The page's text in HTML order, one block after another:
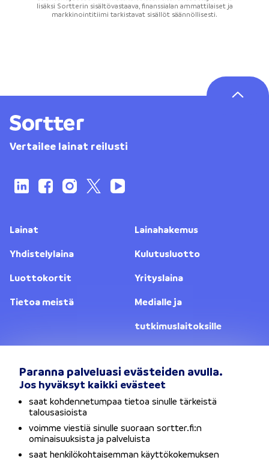
Paranna palveluasi evästeiden avulla.
Jos hyväksyt kaikki evästeet
saat kohdennetumpaa tietoa sinulle tärkeistä
talousasioista
voimme viestiä sinulle suoraan sortter.fi:n
ominaisuuksista ja palveluista
saat henkilökohtaisemman käyttökokemuksen
lisäksi Sortterin sisältövastaava, finanssialan ammattilaiset ja
markkinointitiimi tarkistavat sisällöt säännöllisesti.
Vertailee lainat reilusti
Lainat
Lainahakemus
Yhdistelylaina
Kulutusluotto
Luottokortit
Yrityslaina
Tietoa meistä
Medialle ja
tutkimuslaitoksille
Vaihda sijaintia
Käyttöehdot